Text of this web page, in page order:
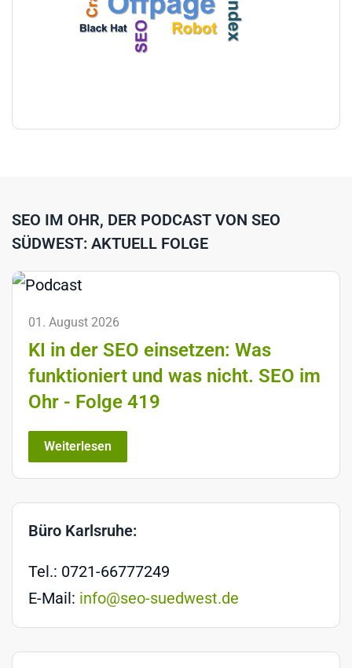
SEO IM OHR, DER PODCAST VON SEO
SÜDWEST: AKTUELL FOLGE
01. August 2026
KI in der SEO einsetzen: Was
funktioniert und was nicht. SEO im
Ohr - Folge 419
Weiterlesen
Büro Karlsruhe:
Tel.: 0721-66777249
E-Mail: info@seo-suedwest.de